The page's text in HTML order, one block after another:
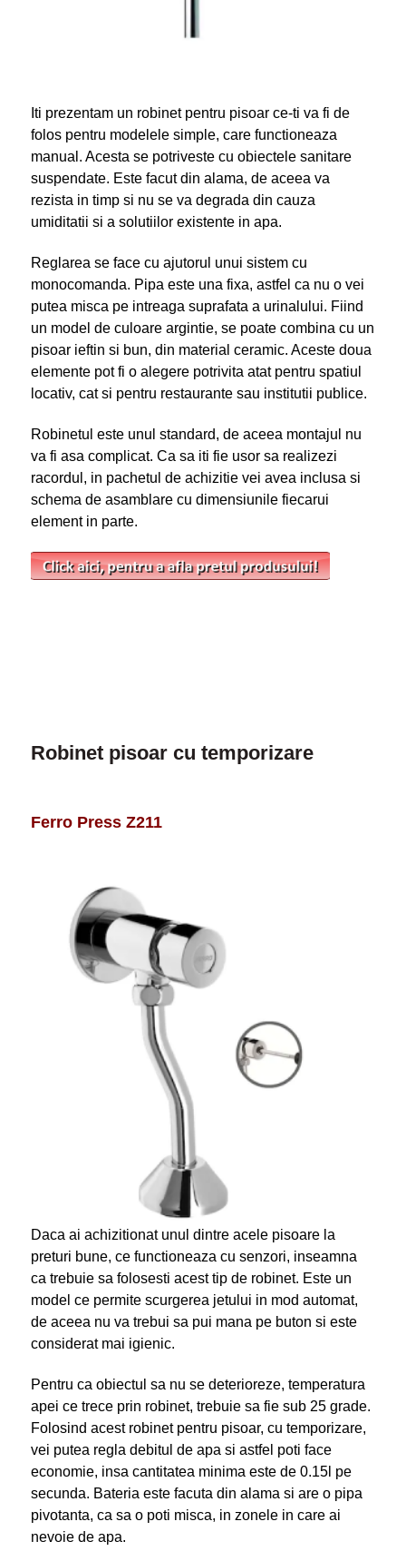
Iti prezentam un robinet pentru pisoar ce-ti va fi de
folos pentru modelele simple, care functioneaza
manual. Acesta se potriveste cu obiectele sanitare
suspendate. Este facut din alama, de aceea va
rezista in timp si nu se va degrada din cauza
umiditatii si a solutiilor existente in apa.
Reglarea se face cu ajutorul unui sistem cu
monocomanda. Pipa este una fixa, astfel ca nu o vei
putea misca pe intreaga suprafata a urinalului. Fiind
un model de culoare argintie, se poate combina cu un
pisoar ieftin si bun, din material ceramic. Aceste doua
elemente pot fi o alegere potrivita atat pentru spatiul
locativ, cat si pentru restaurante sau institutii publice.
Robinetul este unul standard, de aceea montajul nu
va fi asa complicat. Ca sa iti fie usor sa realizezi
racordul, in pachetul de achizitie vei avea inclusa si
schema de asamblare cu dimensiunile fiecarui
element in parte.
Robinet pisoar cu temporizare
Ferro Press Z211
Daca ai achizitionat unul dintre acele pisoare la
preturi bune, ce functioneaza cu senzori, inseamna
ca trebuie sa folosesti acest tip de robinet. Este un
model ce permite scurgerea jetului in mod automat,
de aceea nu va trebui sa pui mana pe buton si este
considerat mai igienic.
Pentru ca obiectul sa nu se deterioreze, temperatura
apei ce trece prin robinet, trebuie sa fie sub 25 grade.
Folosind acest robinet pentru pisoar, cu temporizare,
vei putea regla debitul de apa si astfel poti face
economie, insa cantitatea minima este de 0.15l pe
secunda. Bateria este facuta din alama si are o pipa
pivotanta, ca sa o poti misca, in zonele in care ai
nevoie de apa.